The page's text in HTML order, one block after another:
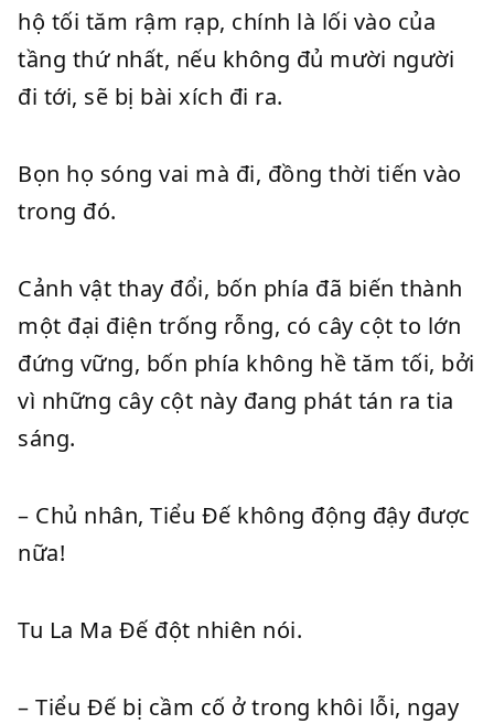
hộ tối tăm rậm rạp, chính là lối vào của
tầng thứ nhất, nếu không đủ mười người
đi tới, sẽ bị bài xích đi ra.
Bọn họ sóng vai mà đi, đồng thời tiến vào
trong đó.
Cảnh vật thay đổi, bốn phía đã biến thành
một đại điện trống rỗng, có cây cột to lớn
đứng vững, bốn phía không hề tăm tối, bởi
vì những cây cột này đang phát tán ra tia
sáng.
– Chủ nhân, Tiểu Đế không động đậy được
nữa!
Tu La Ma Đế đột nhiên nói.
– Tiểu Đế bị cầm cố ở trong khôi lỗi, ngay